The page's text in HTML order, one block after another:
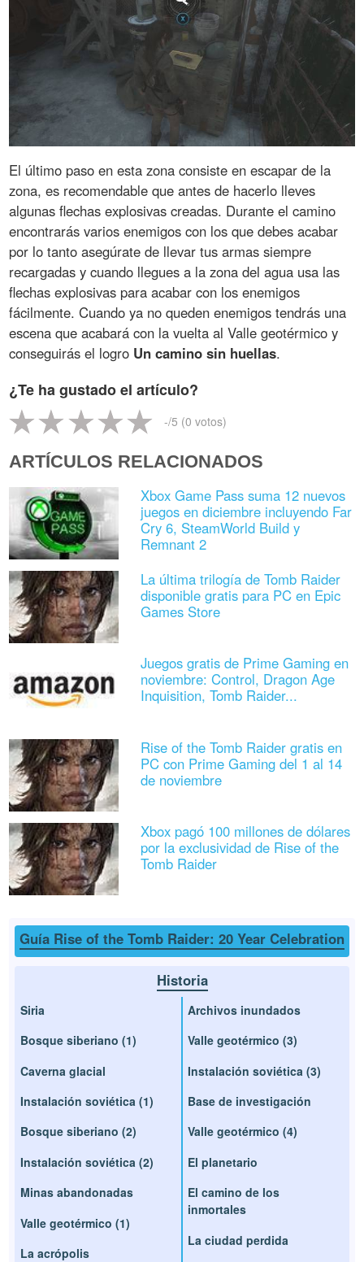
El último paso en esta zona consiste en escapar de la
zona, es recomendable que antes de hacerlo lleves
algunas flechas explosivas creadas. Durante el camino
encontrarás varios enemigos con los que debes acabar
por lo tanto asegúrate de llevar tus armas siempre
recargadas y cuando llegues a la zona del agua usa las
flechas explosivas para acabar con los enemigos
fácilmente. Cuando ya no queden enemigos tendrás una
escena que acabará con la vuelta al Valle geotérmico y
conseguirás el logro Un camino sin huellas.
¿Te ha gustado el artículo?
-/5 (0 votos)
ARTÍCULOS RELACIONADOS
Xbox Game Pass suma 12 nuevos
juegos en diciembre incluyendo Far
Cry 6, SteamWorld Build y
Remnant 2
La última trilogía de Tomb Raider
disponible gratis para PC en Epic
Games Store
Juegos gratis de Prime Gaming en
noviembre: Control, Dragon Age
Inquisition, Tomb Raider...
Rise of the Tomb Raider gratis en
PC con Prime Gaming del 1 al 14
de noviembre
Xbox pagó 100 millones de dólares
por la exclusividad de Rise of the
Tomb Raider
Guía Rise of the Tomb Raider: 20 Year Celebration
Historia
Siria
Bosque siberiano (1)
Caverna glacial
Instalación soviética (1)
Bosque siberiano (2)
Instalación soviética (2)
Minas abandonadas
Valle geotérmico (1)
La acrópolis
Archivos inundados
Valle geotérmico (3)
Instalación soviética (3)
Base de investigación
Valle geotérmico (4)
El planetario
El camino de los
inmortales
La ciudad perdida